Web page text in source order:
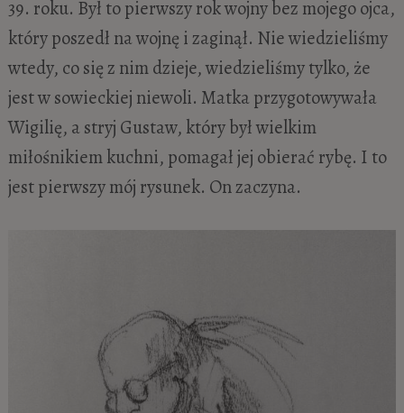
39. roku. Był to pierwszy rok wojny bez mojego ojca,
który poszedł na wojnę i zaginął. Nie wiedzieliśmy
wtedy, co się z nim dzieje, wiedzieliśmy tylko, że
jest w sowieckiej niewoli. Matka przygotowywała
Wigilię, a stryj Gustaw, który był wielkim
miłośnikiem kuchni, pomagał jej obierać rybę. I to
jest pierwszy mój rysunek. On zaczyna.